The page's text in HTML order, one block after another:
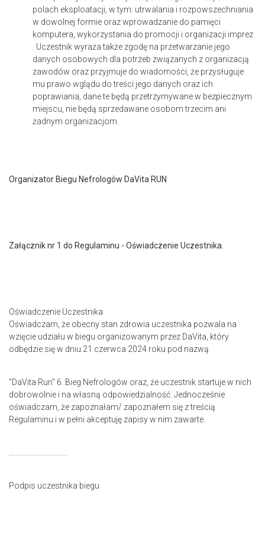
polach eksploatacji, w tym: utrwalania i rozpowszechniania
w dowolnej formie oraz wprowadzanie do pamięci
komputera, wykorzystania do promocji i organizacji imprez
. Uczestnik wyraża także zgodę na przetwarzanie jego
danych osobowych dla potrzeb związanych z organizacją
zawodów oraz przyjmuje do wiadomości, że przysługuje
mu prawo wglądu do treści jego danych oraz ich
poprawiania, dane te będą przetrzymywane w bezpiecznym
miejscu, nie będą sprzedawane osobom trzecim ani
żadnym organizacjom.
Organizator Biegu Nefrologów DaVita RUN
Załącznik nr 1 do Regulaminu - Oświadczenie Uczestnika.
Oświadczenie Uczestnika
Oświadczam, że obecny stan zdrowia uczestnika pozwala na
wzięcie udziału w biegu organizowanym przez DaVita, który
odbędzie się w dniu 21 czerwca 2024 roku pod nazwą
"DaVita Run" 6. Bieg Nefrologów oraz, że uczestnik startuje w nich
dobrowolnie i na własną odpowiedzialność. Jednocześnie
oświadczam, że zapoznałam/ zapoznałem się z treścią
Regulaminu i w pełni akceptuję zapisy w nim zawarte.
Podpis uczestnika biegu